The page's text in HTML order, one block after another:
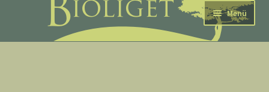
navigációhoz
tartalomba
Menü